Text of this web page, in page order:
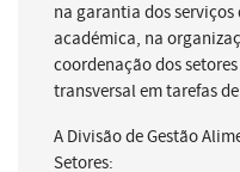
na garantia dos
académica, na
coordenação dos
transversal em tarefas
A Divisão de Gestão
Setores: